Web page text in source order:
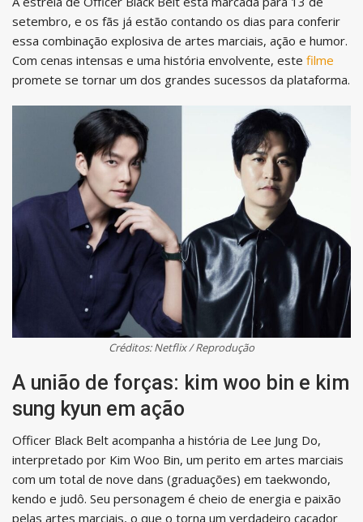
setembro, e os fãs já estão contando os dias para conferir
essa combinação explosiva de artes marciais, ação e humor.
Com cenas intensas e uma história envolvente, este filme
promete se tornar um dos grandes sucessos da plataforma.
Créditos: Netflix / Reprodução
A união de forças: kim woo bin e kim
sung kyun em ação
Officer Black Belt acompanha a história de Lee Jung Do,
interpretado por Kim Woo Bin, um perito em artes marciais
com um total de nove dans (graduações) em taekwondo,
kendo e judô. Seu personagem é cheio de energia e paixão
pelas artes marciais, o que o torna um verdadeiro caçador